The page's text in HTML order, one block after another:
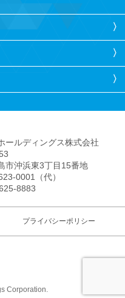
ールディングス株式会社
市沖浜東3丁目15番地
0001（代）
8883
プライバシーポリシー
Corporation.